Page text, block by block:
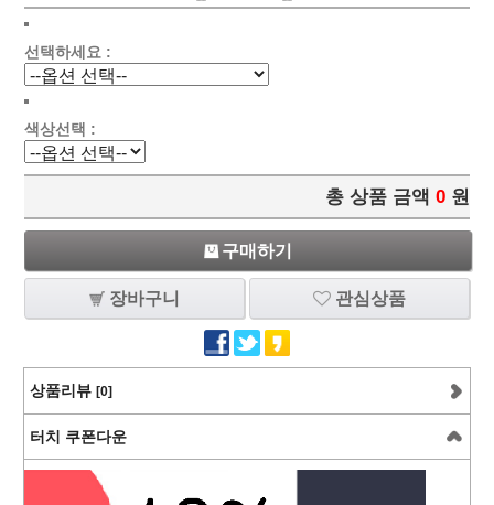
선택하세요 :
색상선택 :
총 상품 금액 0 원
구매하기
장바구니 관심상품
상품리뷰 [0]
터치 쿠폰다운